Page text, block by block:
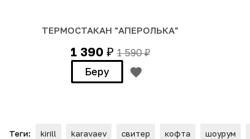
ТЕРМОСТАКАН "АПЕРОЛЬКА"
1 390 ₽ 1 590₽
Беру
Теги: kirill karavaev свитер кофта шоурум